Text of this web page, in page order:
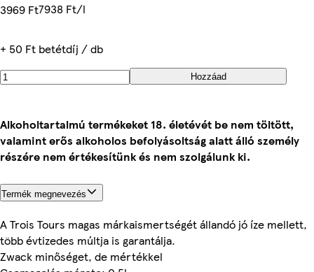
3969 Ft7938 Ft/l
+ 50 Ft betétdíj / db
Hozzáad
Alkoholtartalmú termékeket 18. életévét be nem töltött,
valamint erős alkoholos befolyásoltság alatt álló személy
részére nem értékesítünk és nem szolgálunk ki.
Termék megnevezés
A Trois Tours magas márkaismertségét állandó jó íze mellett,
több évtizedes múltja is garantálja.
Zwack minőséget, de mértékkel